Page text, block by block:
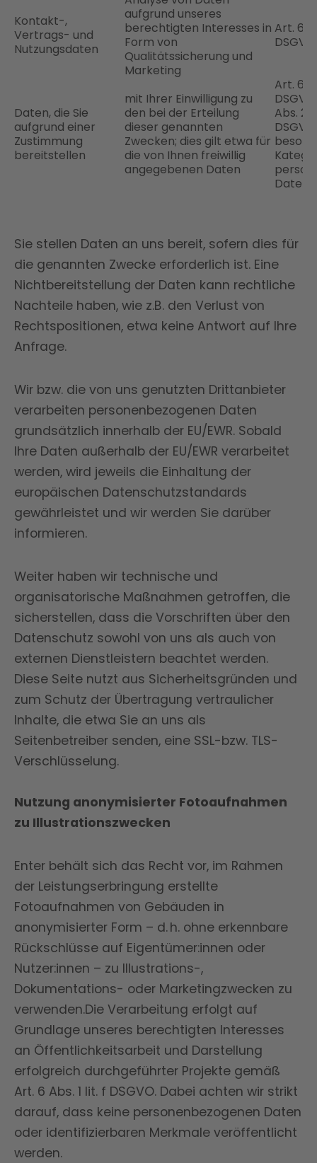
Kontakt-,
Vertrags- und
Nutzungsdaten
aufgrund unseres
berechtigten Interesses in
Form von
Qualitätssicherung und
Marketing
Art. 6
DSGVO
Daten, die Sie
aufgrund einer
Zustimmung
bereitstellen
mit Ihrer Einwilligung zu
den bei der Erteilung
dieser genannten
Zwecken; dies gilt etwa für
die von Ihnen freiwillig
angegebenen Daten
Art. 6
Abs. 2
Daten
Sie stellen Daten an uns bereit, sofern dies für
die genannten Zwecke erforderlich ist. Eine
Nichtbereitstellung der Daten kann rechtliche
Nachteile haben, wie z.B. den Verlust von
Rechtspositionen, etwa keine Antwort auf Ihre
Anfrage.
Wir bzw. die von uns genutzten Drittanbieter
verarbeiten personenbezogenen Daten
grundsätzlich innerhalb der EU/EWR. Sobald
Ihre Daten außerhalb der EU/EWR verarbeitet
werden, wird jeweils die Einhaltung der
europäischen Datenschutzstandards
gewährleistet und wir werden Sie darüber
informieren.
Weiter haben wir technische und
organisatorische Maßnahmen getroffen, die
sicherstellen, dass die Vorschriften über den
Datenschutz sowohl von uns als auch von
externen Dienstleistern beachtet werden.
Diese Seite nutzt aus Sicherheitsgründen und
zum Schutz der Übertragung vertraulicher
Inhalte, die etwa Sie an uns als
Seitenbetreiber senden, eine SSL-bzw. TLS-
Verschlüsselung.
Nutzung anonymisierter Fotoaufnahmen
zu Illustrationszwecken
Enter behält sich das Recht vor, im Rahmen
der Leistungserbringung erstellte
Fotoaufnahmen von Gebäuden in
anonymisierter Form – d. h. ohne erkennbare
Rückschlüsse auf Eigentümer:innen oder
Nutzer:innen – zu Illustrations-,
Dokumentations- oder Marketingzwecken zu
verwenden.Die Verarbeitung erfolgt auf
Grundlage unseres berechtigten Interesses
an Öffentlichkeitsarbeit und Darstellung
erfolgreich durchgeführter Projekte gemäß
Art. 6 Abs. 1 lit. f DSGVO. Dabei achten wir strikt
darauf, dass keine personenbezogenen Daten
oder identifizierbaren Merkmale veröffentlicht
werden.